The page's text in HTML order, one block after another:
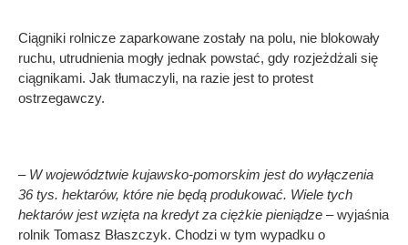
Ciągniki rolnicze zaparkowane zostały na polu, nie blokowały
ruchu, utrudnienia mogły jednak powstać, gdy rozjeżdżali się
ciągnikami. Jak tłumaczyli, na razie jest to protest
ostrzegawczy.
– W województwie kujawsko-pomorskim jest do wyłączenia
36 tys. hektarów, które nie będą produkować. Wiele tych
hektarów jest wzięta na kredyt za ciężkie pieniądze – wyjaśnia
rolnik Tomasz Błaszczyk. Chodzi w tym wypadku o